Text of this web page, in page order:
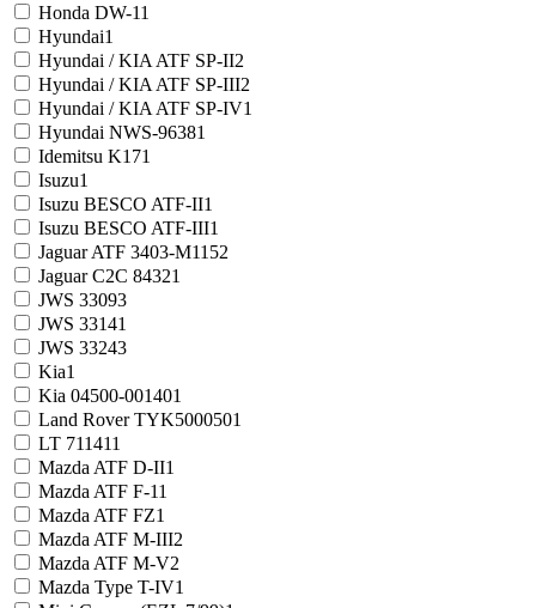
Honda DW-11
Hyundai1
Hyundai / KIA ATF SP-II2
Hyundai / KIA ATF SP-III2
Hyundai / KIA ATF SP-IV1
Hyundai NWS-96381
Idemitsu K171
Isuzu1
Isuzu BESCO ATF-II1
Isuzu BESCO ATF-III1
Jaguar ATF 3403-M1152
Jaguar C2C 84321
JWS 33093
JWS 33141
JWS 33243
Kia1
Kia 04500-001401
Land Rover TYK5000501
LT 711411
Mazda ATF D-II1
Mazda ATF F-11
Mazda ATF FZ1
Mazda ATF M-III2
Mazda ATF M-V2
Mazda Type T-IV1